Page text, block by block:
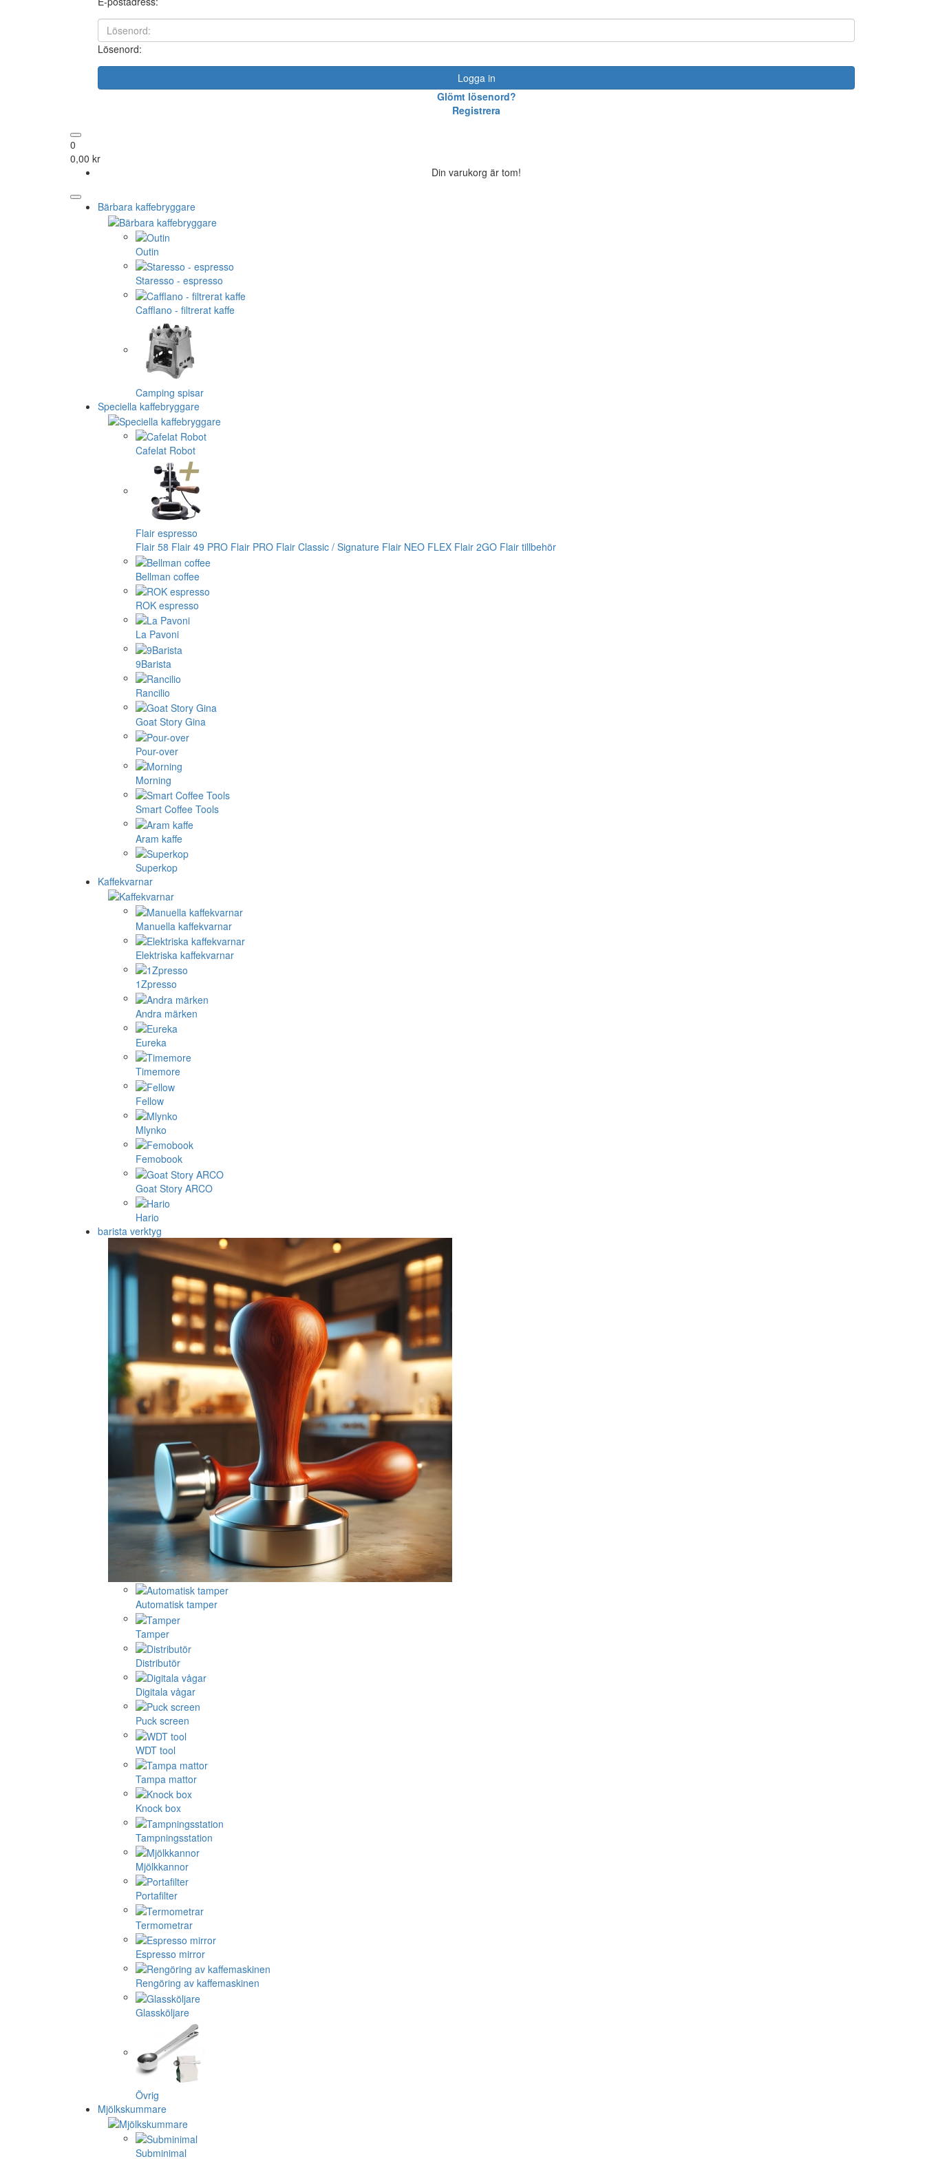
Lösenord:
Logga in
Glömt lösenord?
Registrera
0
0,00 kr
Din varukorg är tom!
Bärbara kaffebryggare
Outin
Staresso - espresso
Cafflano - filtrerat kaffe
Camping spisar
Speciella kaffebryggare
Cafelat Robot
Flair espresso
Flair 58 Flair 49 PRO Flair PRO Flair Classic / Signature Flair NEO FLEX Flair 2GO Flair tillbehör
Bellman coffee
ROK espresso
La Pavoni
9Barista
Rancilio
Goat Story Gina
Pour-over
Morning
Smart Coffee Tools
Aram kaffe
Superkop
Kaffekvarnar
Manuella kaffekvarnar
Elektriska kaffekvarnar
1Zpresso
Andra märken
Eureka
Timemore
Fellow
Mlynko
Femobook
Goat Story ARCO
Hario
barista verktyg
Automatisk tamper
Tamper
Distributör
Digitala vågar
Puck screen
WDT tool
Tampa mattor
Knock box
Tampningsstation
Mjölkkannor
Portafilter
Termometrar
Espresso mirror
Rengöring av kaffemaskinen
Glassköljare
Övrig
Mjölkskummare
Subminimal